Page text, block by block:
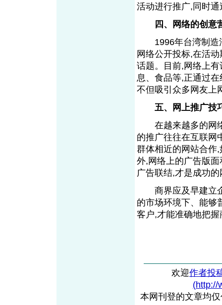
活动进行推广,同时
四、网络的创意
1996年台湾制造汽
网络公开投标,在活
话题。目前,网络上
息、食品等,正通过
不但吸引众多网友上
五、网上推广技
在越来越多的网络
的推广往往在互联网
群体相近的网站合作
外,网络上的广告版
广告联结,才是成功
商界应及早建立企
的市场环境下、能够
客户,才能准确地把
欢迎作者投
(http://
本网刊登的文章均